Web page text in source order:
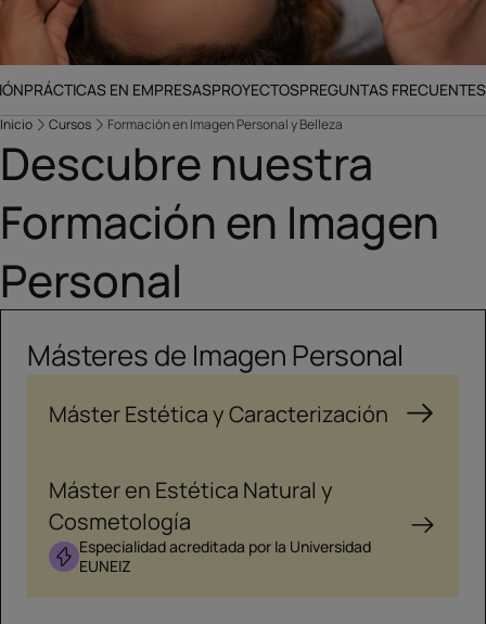
PRÁCTICAS EN EMPRESASPROYECTOSPREGUNTAS FRECUENTES
Inicio Cursos Formación en Imagen Personal y Belleza
Descubre nuestra
Formación en Imagen
Personal
Másteres de Imagen Personal
Máster Estética y Caracterización
Máster en Estética Natural y
Cosmetología
Especialidad acreditada por la Universidad
EUNEIZ